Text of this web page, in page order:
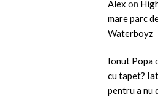
Alex on
mare parc
Waterboyz
Ionut Popa
cu tapet?
pentru a nu